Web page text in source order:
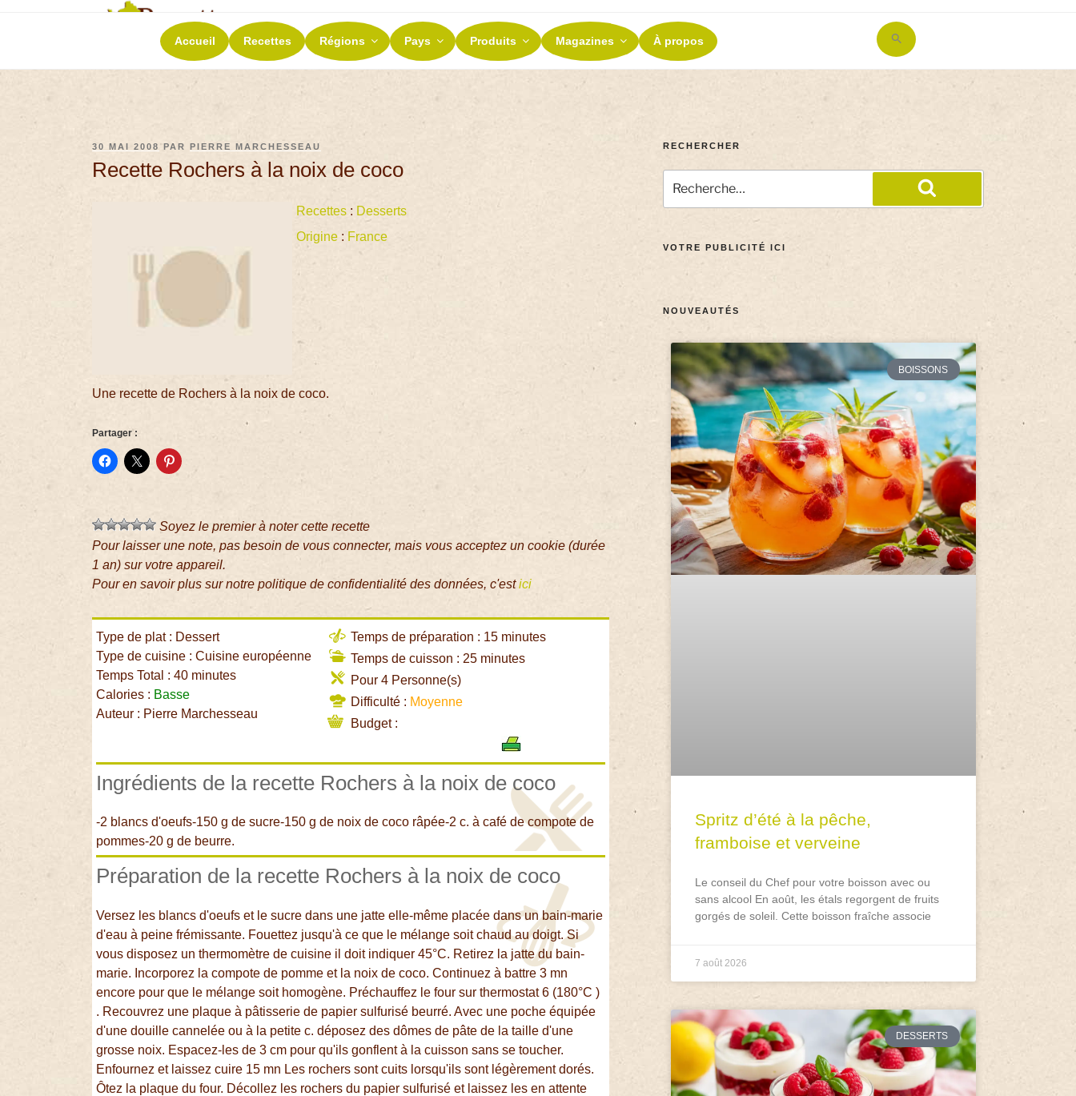
RECETTES ET TERROIRS
La richesse de nos terroirs
Accueil Recettes Régions Pays Produits Magazines À propos
Search
for:
30 MAI 2008 PARPIERRE MARCHESSEAU
Recette Rochers à la noix de coco
Recettes : Desserts
Origine : France
Une recette de Rochers à la noix de coco.
Partager :
Soyez le premier à noter cette recette
Pour laisser une note, pas besoin de vous connecter, mais vous acceptez un cookie (durée
1 an) sur votre appareil.
Pour en savoir plus sur notre politique de confidentialité des données, c'estici
Type de plat : Dessert
Type de cuisine : Cuisine européenne
Temps Total : 40 minutes
Calories : Basse
Auteur : Pierre Marchesseau
Temps de préparation : 15 minutes
Temps de cuisson : 25 minutes
Pour 4 Personne(s)
Difficulté : Moyenne
Budget :
Ingrédients de la recette Rochers à la noix de coco
-2 blancs d'oeufs-150 g de sucre-150 g de noix de coco râpée-2 c. à café de compote de
pommes-20 g de beurre.
Préparation de la recette Rochers à la noix de coco
Versez les blancs d'oeufs et le sucre dans une jatte elle-même placée dans un bain-marie
d'eau à peine frémissante. Fouettez jusqu'à ce que le mélange soit chaud au doigt. Si
vous disposez un thermomètre de cuisine il doit indiquer 45°C. Retirez la jatte du bain-
marie. Incorporez la compote de pomme et la noix de coco. Continuez à battre 3 mn
encore pour que le mélange soit homogène. Préchauffez le four sur thermostat 6 (180°C )
. Recouvrez une plaque à pâtisserie de papier sulfurisé beurré. Avec une poche équipée
d'une douille cannelée ou à la petite c. déposez des dômes de pâte de la taille d'une
grosse noix. Espacez-les de 3 cm pour qu'ils gonflent à la cuisson sans se toucher.
Enfournez et laissez cuire 15 mn Les rochers sont cuits lorsqu'ils sont légèrement dorés.
Ôtez la plaque du four. Décollez les rochers du papier sulfurisé et laissez les en attente
RECHERCHER
VOTRE PUBLICITÉ ICI
NOUVEAUTÉS
BOISSONS
Spritz d’été à la pêche,
framboise et verveine
Le conseil du Chef pour votre boisson avec ou
sans alcool En août, les étals regorgent de fruits
gorgés de soleil. Cette boisson fraîche associe
7 août 2026
DESSERTS